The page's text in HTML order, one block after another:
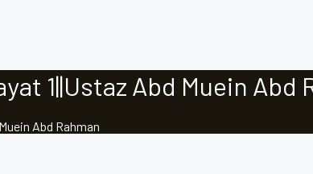
1||Ustaz Abd Muein Abd
Abd Rahman